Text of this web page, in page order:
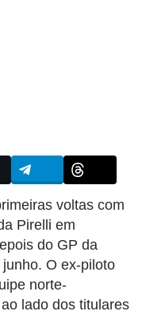
voltas com
Pirelli em
do GP da
O ex-piloto
norte-
lado dos titulares